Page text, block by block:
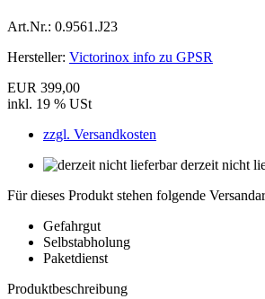
Art.Nr.: 0.9561.J23
Hersteller: Victorinox info zu GPSR
EUR 399,00
inkl. 19 % USt
zzgl. Versandkosten
derzeit nicht
Für dieses Produkt stehen folgende
Gefahrgut
Selbstabholung
Paketdienst
Produktbeschreibung